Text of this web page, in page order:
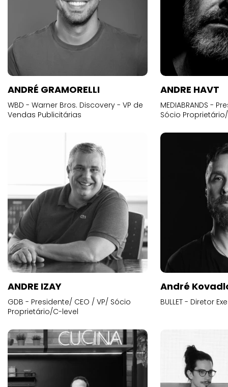
ANDRÉ GRAMORELLI
WBD - Warner Bros. Discovery - VP de
Vendas Publicitárias
ANDRE HAVT
MEDIABRANDS -
Sócio
ANDRE IZAY
GDB - Presidente/ CEO / VP/ Sócio
Proprietário/C-level
André
BULLET - Diretor